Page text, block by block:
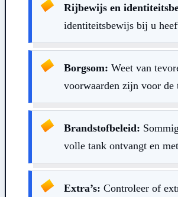
Rijbewijs en
identiteitsbewijs bij u
Borgsom: Weet van
voorwaarden zijn voor de
Brandstofbeleid:
volle tank ontvangt en
Extra’s: Controleer of